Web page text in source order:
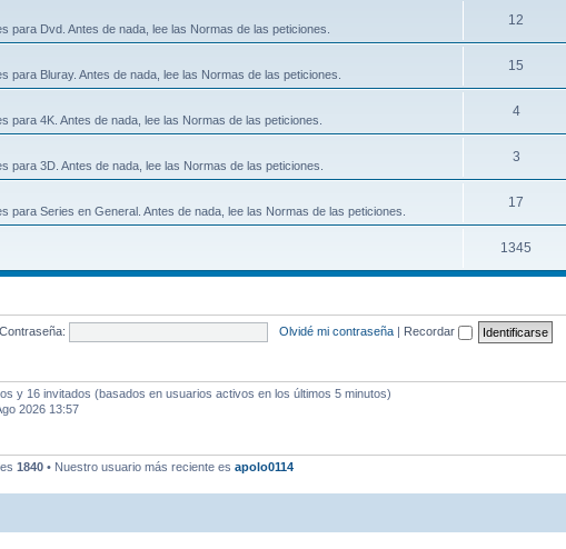
para Dvd. Antes de nada, lee las Normas de las peticiones.
12
Bluray. Antes de nada, lee las Normas de las peticiones.
15
4K. Antes de nada, lee las Normas de las peticiones.
4
para 3D. Antes de nada, lee las Normas de las peticiones.
3
para Series en General. Antes de nada, lee las Normas de las peticiones.
17
1345
Contraseña: Olvidé mi contraseña | Recordar
y 16 invitados (basados en usuarios activos en los últimos 5 minutos)
2026 13:57
1840 • Nuestro usuario más reciente es apolo0114